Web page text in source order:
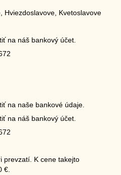
Hviezdoslavove, Kvetoslavove
na náš bankový účet.
na naše bankové údaje.
na náš bankový účet.
prevzatí. K cene takejto
€.